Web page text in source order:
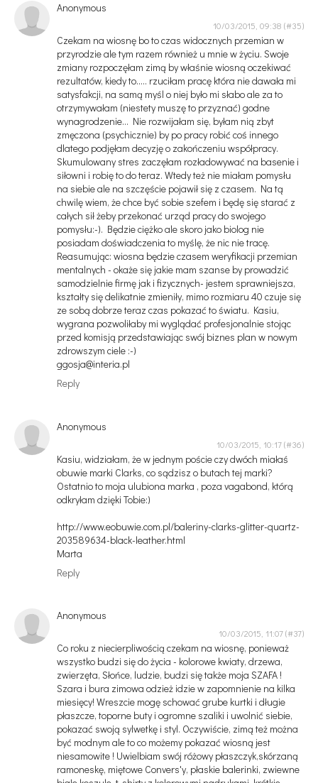
Anonymous
10/03/2015, 09:38
Czekam na wiosnę bo to czas widocznych przemian w
przyrodzie ale tym razem również u mnie w życiu. Swoje
zmiany rozpoczęłam zimą by właśnie wiosną oczekiwać
rezultatów, kiedy to..... rzuciłam pracę która nie dawała mi
satysfakcji, na samą myśl o niej było mi słabo ale za to
otrzymywałam (niestety muszę to przyznać) godne
wynagrodzenie... Nie rozwijałam się, byłam nią zbyt
zmęczona (psychicznie) by po pracy robić coś innego
dlatego podjęłam decyzję o zakończeniu współpracy.
Skumulowany stres zaczęłam rozładowywać na basenie i
siłowni i robię to do teraz. Wtedy też nie miałam pomysłu
na siebie ale na szczęście pojawił się z czasem. Na tą
chwilę wiem, że chce być sobie szefem i będę się starać z
całych sił żeby przekonać urząd pracy do swojego
pomysłu:-). Będzie ciężko ale skoro jako biolog nie
posiadam doświadczenia to myślę, że nic nie tracę.
Reasumując: wiosna będzie czasem weryfikacji przemian
mentalnych - okaże się jakie mam szanse by prowadzić
samodzielnie firmę jak i fizycznych- jestem sprawniejsza,
kształty się delikatnie zmieniły, mimo rozmiaru 40 czuje się
ze sobą dobrze teraz czas pokazać to światu. Kasiu,
wygrana pozwoliłaby mi wyglądać profesjonalnie stojąc
przed komisją przedstawiając swój biznes plan w nowym
zdrowszym ciele :-)
ggosja@interia.pl
Reply
Anonymous
10/03/2015, 10:17
Kasiu, widziałam, że w jednym poście czy dwóch miałaś
obuwie marki Clarks, co sądzisz o butach tej marki?
Ostatnio to moja ulubiona marka , poza vagabond, którą
odkryłam dzięki Tobie:)
http://www.eobuwie.com.pl/baleriny-clarks-glitter-quartz-
203589634-black-leather.html
Marta
Reply
Anonymous
10/03/2015, 11:07
Co roku z niecierpliwością czekam na wiosnę, ponieważ
wszystko budzi się do życia - kolorowe kwiaty, drzewa,
zwierzęta, Słońce, ludzie, budzi się także moja SZAFA !
Szara i bura zimowa odzież idzie w zapomnienie na kilka
miesięcy! Wreszcie mogę schować grube kurtki i długie
płaszcze, toporne buty i ogromne szaliki i uwolnić siebie,
pokazać swoją sylwetkę i styl. Oczywiście, zimą też można
być modnym ale to co możemy pokazać wiosną jest
niesamowite ! Uwielbiam swój różowy płaszczyk,skórzaną
ramoneskę, miętowe Convers'y, płaskie balerinki, zwiewne